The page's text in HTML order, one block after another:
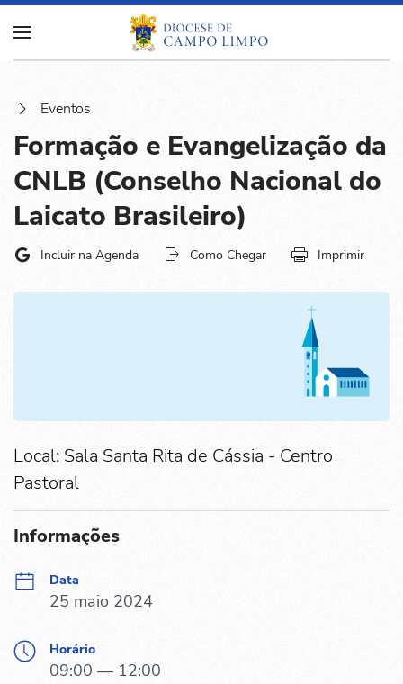
Eventos
Formação e Evangelização da
CNLB (Conselho Nacional do
Laicato Brasileiro)
Incluir na Agenda Como Chegar Imprimir
Local: Sala Santa Rita de Cássia - Centro
Pastoral
Informações
Data
25 maio 2024
Horário
09:00 — 12:00